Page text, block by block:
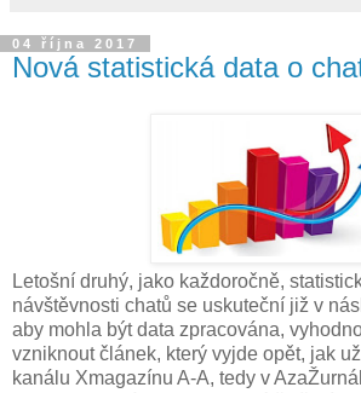
04 října 2017
Nová statistická data o
Letošní druhý, jako každoročně,
návštěvnosti chatů se uskuteční již v
aby mohla být data zpracována,
vzniknout článek, který vyjde opět, jak
kanálu Xmagazínu A-A, tedy v